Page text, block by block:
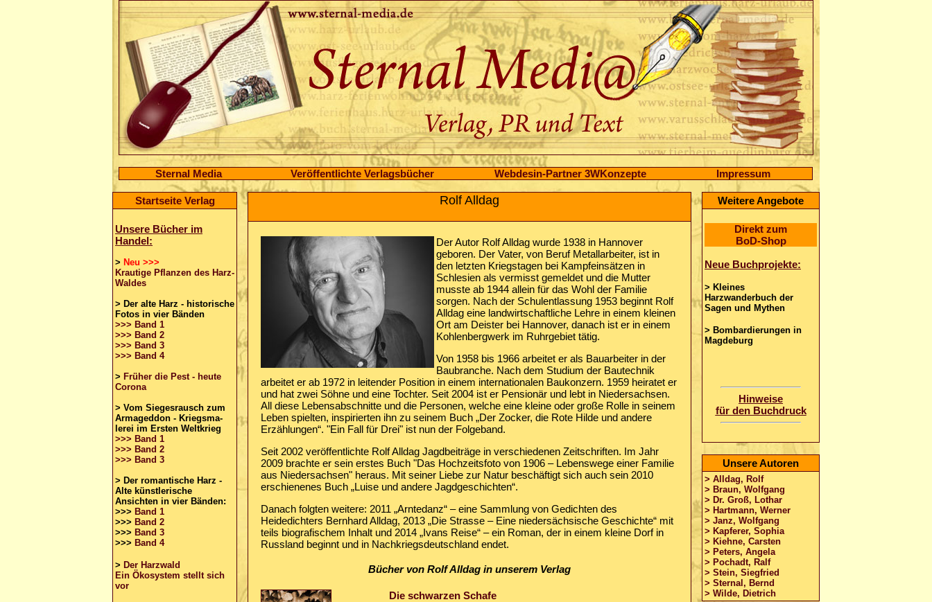
Sternal Media Veröffentlichte Verlagsbücher Webdesin-Partner 3WKonzepte Impressum
Startseite Verlag
Unsere Bücher im
Handel:
> Neu >>>
Krautige Pflanzen des Harz-
Waldes
> Der alte Harz - historische
Fotos in vier Bänden
>>> Band 1
>>> Band 2
>>> Band 3
>>> Band 4
> Früher die Pest - heute
Corona
> Vom Siegesrausch zum
Armageddon - Kriegsma-
lerei im Ersten Weltkrieg
>>> Band 1
>>> Band 2
>>> Band 3
> Der romantische Harz -
Alte künstlerische
Ansichten in vier Bänden:
>>> Band 1
>>> Band 2
>>> Band 3
>>> Band 4
> Der Harzwald
Ein Ökosystem stellt sich
vor
Rolf Alldag
Der Autor Rolf Alldag wurde 1938 in Hannover
geboren. Der Vater, von Beruf Metallarbeiter, ist in
den letzten Kriegstagen bei Kampfeinsätzen in
Schlesien als vermisst gemeldet und die Mutter
musste ab 1944 allein für das Wohl der Familie
sorgen. Nach der Schulentlassung 1953 beginnt Rolf
Alldag eine landwirtschaftliche Lehre in einem kleinen
Ort am Deister bei Hannover, danach ist er in einem
Kohlenbergwerk im Ruhrgebiet tätig.
Von 1958 bis 1966 arbeitet er als Bauarbeiter in der
Baubranche. Nach dem Studium der Bautechnik
arbeitet er ab 1972 in leitender Position in einem internationalen Baukonzern. 1959 heiratet er
und hat zwei Söhne und eine Tochter. Seit 2004 ist er Pensionär und lebt in Niedersachsen.
All diese Lebensabschnitte und die Personen, welche eine kleine oder große Rolle in seinem
Leben spielten, inspirierten ihn zu seinem Buch „Der Zocker, die Rote Hilde und andere
Erzählungen“. "Ein Fall für Drei" ist nun der Folgeband.
Seit 2002 veröffentlichte Rolf Alldag Jagdbeiträge in verschiedenen Zeitschriften. Im Jahr
2009 brachte er sein erstes Buch "Das Hochzeitsfoto von 1906 – Lebenswege einer Familie
aus Niedersachsen" heraus. Mit seiner Liebe zur Natur beschäftigt sich auch sein 2010
erschienenes Buch „Luise und andere Jagdgeschichten“.
Danach folgten weitere: 2011 „Arntedanz“ – eine Sammlung von Gedichten des
Heidedichters Bernhard Alldag, 2013 „Die Strasse – Eine niedersächsische Geschichte“ mit
teils biografischem Inhalt und 2014 „Ivans Reise“ – ein Roman, der in einem kleine Dorf in
Russland beginnt und in Nachkriegsdeutschland endet.
Bücher von Rolf Alldag in unserem Verlag
Die schwarzen Schafe
Weitere Angebote
Direkt zum
BoD-Shop
Neue Buchprojekte:
> Kleines
Harzwanderbuch der
Sagen und Mythen
> Bombardierungen in
Magdeburg
Hinweise
für den Buchdruck
Unsere Autoren
> Alldag, Rolf
> Braun, Wolfgang
> Dr. Groß, Lothar
> Hartmann, Werner
> Janz, Wolfgang
> Kapferer, Sophia
> Kiehne, Carsten
> Peters, Angela
> Pochadt, Ralf
> Stein, Siegfried
> Sternal, Bernd
> Wilde, Dietrich